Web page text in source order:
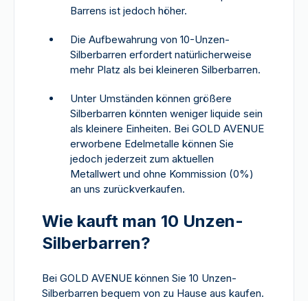
Barrens ist jedoch höher.
Die Aufbewahrung von 10-Unzen-
Silberbarren erfordert natürlicherweise
mehr Platz als bei kleineren Silberbarren.
Unter Umständen können größere
Silberbarren könnten weniger liquide sein
als kleinere Einheiten. Bei GOLD AVENUE
erworbene Edelmetalle können Sie
jedoch jederzeit zum aktuellen
Metallwert und ohne Kommission (0%)
an uns zurückverkaufen.
Wie kauft man 10 Unzen-
Silberbarren?
Bei GOLD AVENUE können Sie 10 Unzen-
Silberbarren bequem von zu Hause aus kaufen.